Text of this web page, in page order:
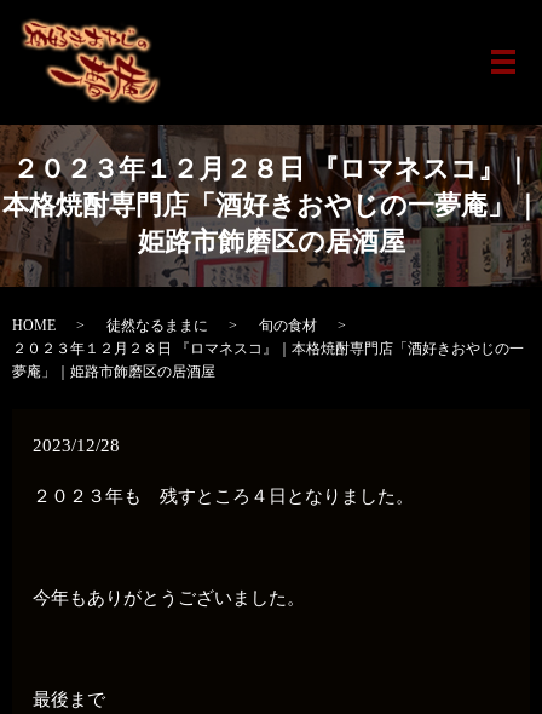
メ
２０２３年１２月２８日 『ロマネスコ』｜
本格焼酎専門店「酒好きおやじの一夢庵」｜
姫路市飾磨区の居酒屋
HOME 徒然なるままに
旬の食材
２０２３年１２月２８日 『ロマネスコ』｜本格焼酎専門店「酒好きおやじの一
夢庵」｜姫路市飾磨区の居酒屋
2023/12/28
２０２３年も 残すところ４日となりました。
今年もありがとうございました。
最後まで